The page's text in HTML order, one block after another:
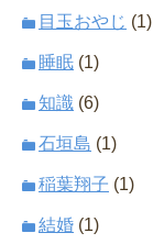
目玉おやじ (1)
睡眠 (1)
知識 (6)
石垣島 (1)
稲葉翔子 (1)
結婚 (1)